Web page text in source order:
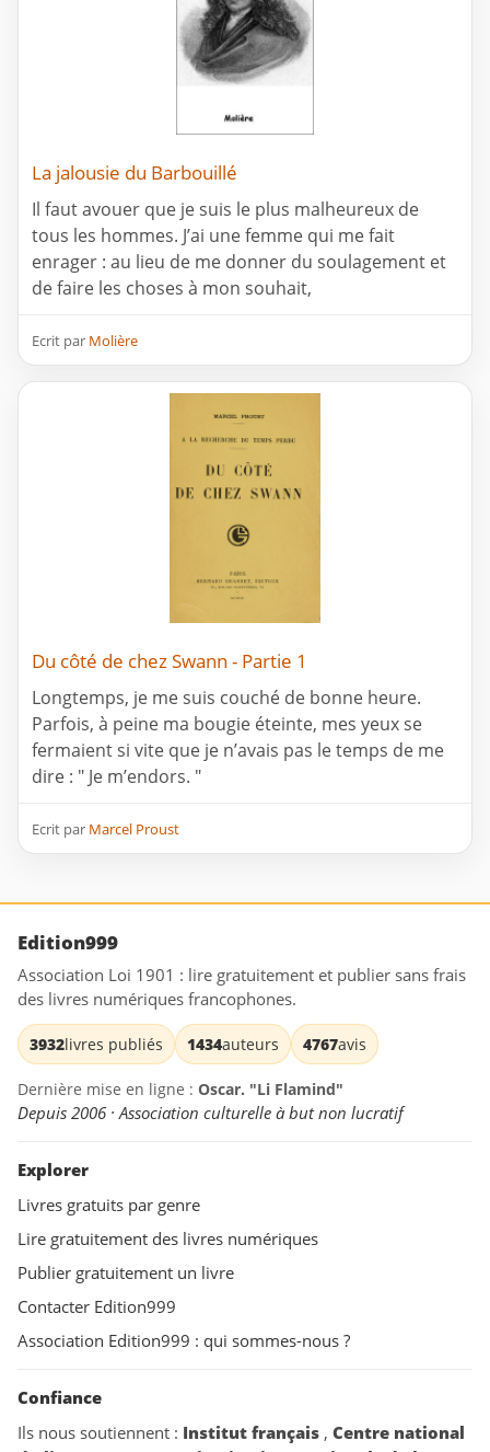
La jalousie du Barbouillé
Il faut avouer que je suis le plus malheureux de
tous les hommes. J’ai une femme qui me fait
enrager : au lieu de me donner du soulagement et
de faire les choses à mon souhait,
Ecrit par Molière
Du côté de chez Swann - Partie 1
Longtemps, je me suis couché de bonne heure.
Parfois, à peine ma bougie éteinte, mes yeux se
fermaient si vite que je n’avais pas le temps de me
dire : " Je m’endors. "
Ecrit par Marcel Proust
Edition999
Association Loi 1901 : lire gratuitement et publier sans frais
des livres numériques francophones.
3932livres publiés 1434auteurs 4767avis
Dernière mise en ligne : Oscar. "Li Flamind"
Depuis 2006 · Association culturelle à but non lucratif
Explorer
Livres gratuits par genre
Lire gratuitement des livres numériques
Publier gratuitement un livre
Contacter Edition999
Association Edition999 : qui sommes-nous ?
Confiance
Ils nous soutiennent : Institut français , Centre national